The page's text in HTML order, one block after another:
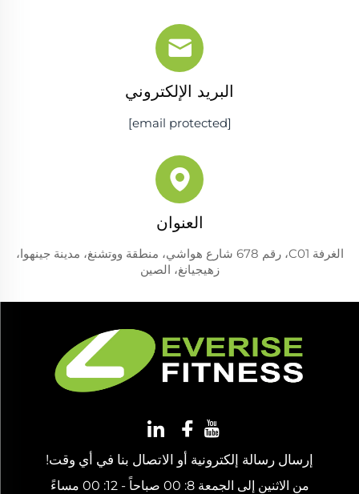
البريد الإلكتروني
[email protected]
العنوان
الغرفة C01، رقم 678 شارع هواشي، منطقة ووتشنغ، مدينة جينهوا،
زهيجيانغ، الصين
إرسال رسالة إلكترونية أو الاتصال بنا في أي وقت!
من الاثنين إلى الجمعة 8: 00 صباحاً - 12: 00 مساءً